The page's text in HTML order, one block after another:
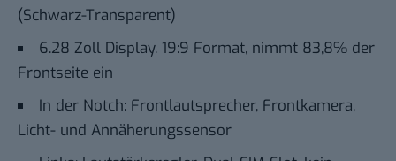
(Schwarz-Transparent)
6.28 Zoll Display. 19:9 Format, nimmt 83,8% der
Frontseite ein
In der Notch: Frontlautsprecher, Frontkamera,
Licht- und Annäherungssensor